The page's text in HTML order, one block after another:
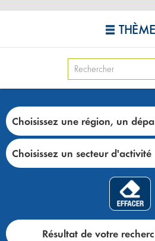
Choisissez une région, un
Choisissez un secteur d'activité
Résultat de votre